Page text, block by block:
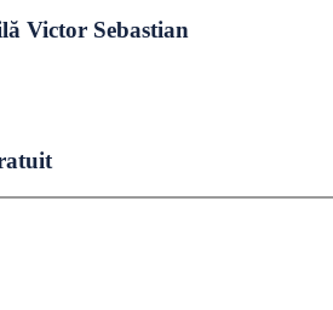
Victor Sebastian